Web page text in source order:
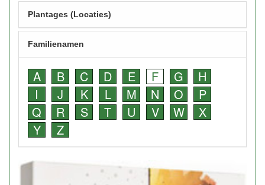
Plantages (Locaties)
Familienamen
A B C D E F G
H
I
J K L M N O
P
Q
R S T U V W
X
Y
Z